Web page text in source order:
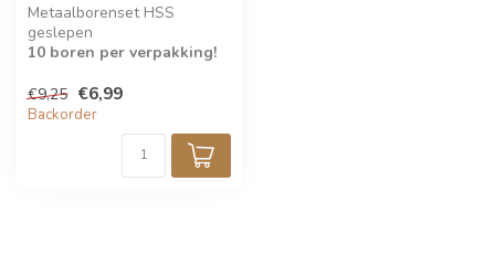
Metaalborenset HSS
geslepen
10 boren per verpakking!
€9,25 €6,99
Backorder